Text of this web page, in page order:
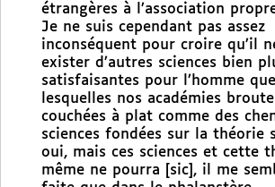
étrangères à l’association
Je ne suis cependant pas assez
inconséquent pour croire qu’il
exister d’autres sciences bien
satisfaisantes pour l’homme
lesquelles nos académies
couchées à plat comme des
sciences fondées sur la théorie
oui, mais ces sciences et cette
même ne pourra [sic], il me